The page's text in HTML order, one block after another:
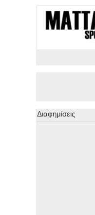
Διαφημίσεις